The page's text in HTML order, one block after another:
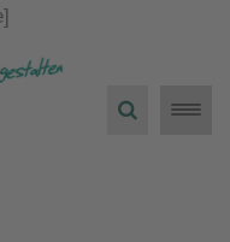
Toggle